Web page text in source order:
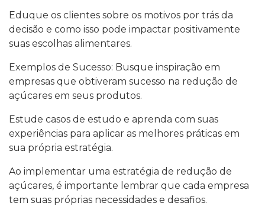
Eduque os clientes sobre os motivos por trás da
decisão e como isso pode impactar positivamente
suas escolhas alimentares.
Exemplos de Sucesso: Busque inspiração em
empresas que obtiveram sucesso na redução de
açúcares em seus produtos.
Estude casos de estudo e aprenda com suas
experiências para aplicar as melhores práticas em
sua própria estratégia.
Ao implementar uma estratégia de redução de
açúcares, é importante lembrar que cada empresa
tem suas próprias necessidades e desafios.